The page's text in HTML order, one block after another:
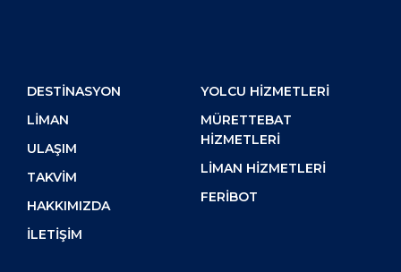
DESTİNASYON
LIMAN
ULAŞIM
TAKVIM
HAKKIMIZDA
İLETIŞIM
YOLCU HIZMETLERI
MÜRETTEBAT
HIZMETLERI
LIMAN HIZMETLERI
FERIBOT